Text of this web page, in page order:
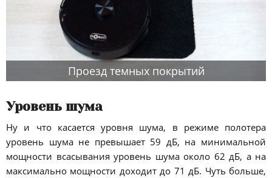
Проезд темных покрытий
Уровень шума
Ну и что касается уровня шума, в режиме полотера
уровень шума не превышает 59 дБ, на минимальной
мощности всасывания уровень шума около 62 дБ, а на
максимально мощности доходит до 71 дБ. Чуть больше,